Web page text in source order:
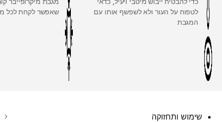
לטפוח על העור ולא לשפשף אותו עם
המגבת
שאפשר לקחת לכל
שימוש ותחזוקה